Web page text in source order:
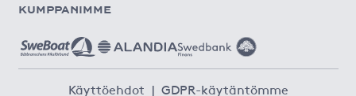
KUMPPANIMME
Käyttöehdot | GDPR-käytäntömme